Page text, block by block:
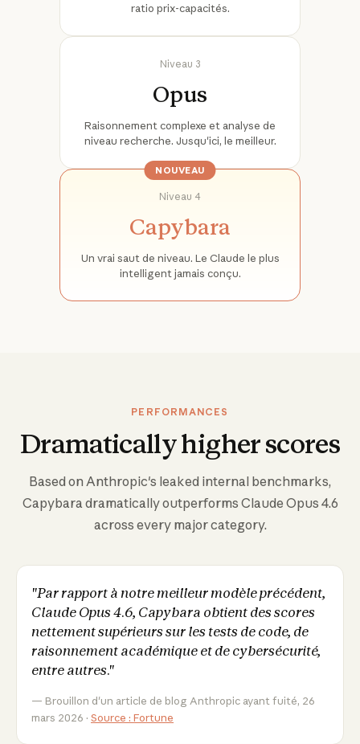
ratio prix-capacités.
Niveau 3
Opus
Raisonnement complexe et analyse de
niveau recherche. Jusqu'ici, le meilleur.
NOUVEAU
Niveau 4
Capybara
Un vrai saut de niveau. Le Claude le plus
intelligent jamais conçu.
PERFORMANCES
Dramatically higher scores
Based on Anthropic's leaked internal benchmarks,
Capybara dramatically outperforms Claude Opus 4.6
across every major category.
"Par rapport à notre meilleur modèle précédent,
Claude Opus 4.6, Capybara obtient des scores
nettement supérieurs sur les tests de code, de
raisonnement académique et de cybersécurité,
entre autres."
— Brouillon d'un article de blog Anthropic ayant fuité, 26
mars 2026 · Source : Fortune